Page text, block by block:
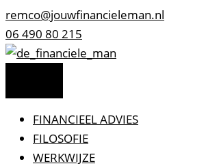
Ga
naar
de
remco@jouwfinancieleman.nl
06 490 80 215
FINANCIEEL ADVIES
FILOSOFIE
WERKWIJZE